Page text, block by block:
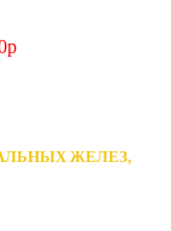
ЖЕЛЕЗ,